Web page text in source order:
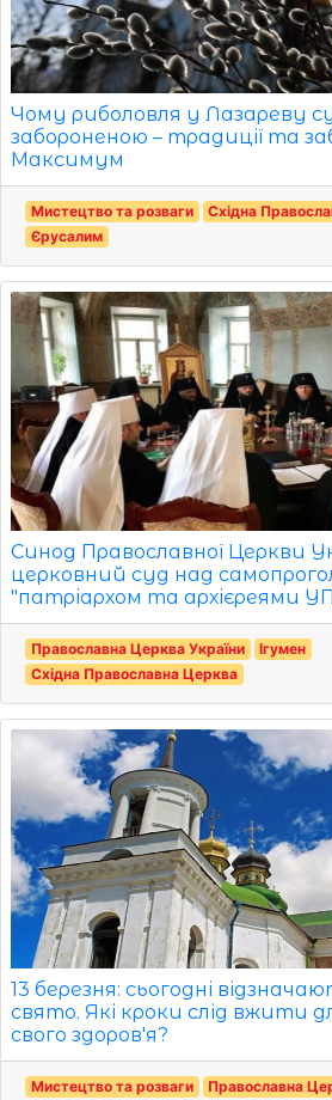
Чому риболовля у Лазареву
забороненою – традиції та
Максимум
Мистецтво та розваги
Східна
Єрусалим
Синод Православної Церкви
церковний суд над
"патріархом та архієреями
Православна Церква України
Ігумен
Східна Православна Церква
13 березня: сьогодні
свято. Які кроки слід вжити
свого здоров'я?
Мистецтво та розваги
Православна